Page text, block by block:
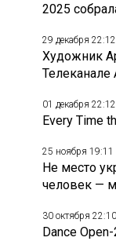
2025
29 декабря 22:12
Художник
Телеканале
01 декабря 22:12
Every Time
25 ноября 19:11
Не место
человек —
30 октября 22:10
Dance